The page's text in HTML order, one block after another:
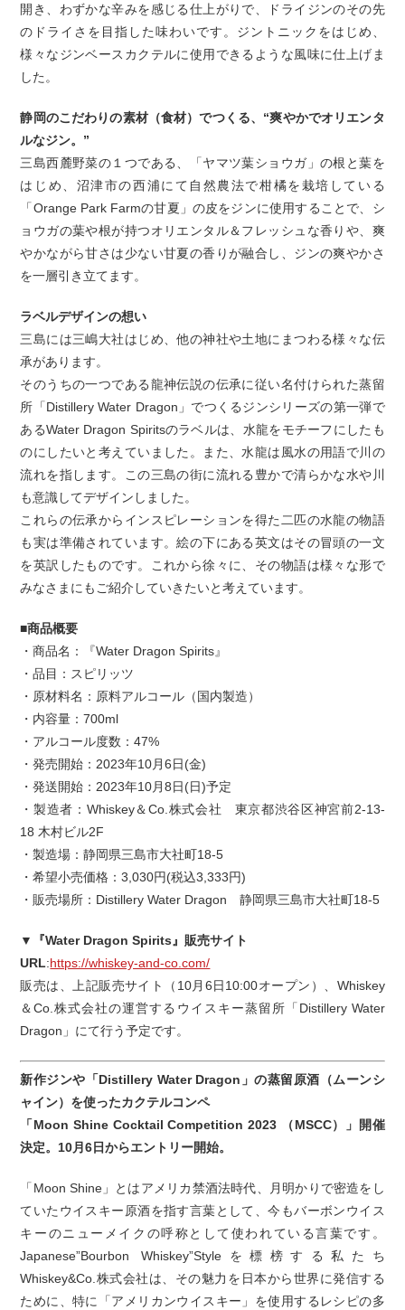
開き、わずかな辛みを感じる仕上がりで、ドライジンのその先
のドライさを目指した味わいです。ジントニックをはじめ、
様々なジンベースカクテルに使用できるような風味に仕上げま
した。
静岡のこだわりの素材（食材）でつくる、“爽やかでオリエンタ
ルなジン。”
三島西麓野菜の１つである、「ヤマツ葉ショウガ」の根と葉を
はじめ、沼津市の西浦にて自然農法で柑橘を栽培している
「Orange Park Farmの甘夏」の皮をジンに使用することで、シ
ョウガの葉や根が持つオリエンタル＆フレッシュな香りや、爽
やかながら甘さは少ない甘夏の香りが融合し、ジンの爽やかさ
を一層引き立てます。
ラベルデザインの想い
三島には三嶋大社はじめ、他の神社や土地にまつわる様々な伝
承があります。
そのうちの一つである龍神伝説の伝承に従い名付けられた蒸留
所「Distillery Water Dragon」でつくるジンシリーズの第一弾で
あるWater Dragon Spiritsのラベルは、水龍をモチーフにしたも
のにしたいと考えていました。また、水龍は風水の用語で川の
流れを指します。この三島の街に流れる豊かで清らかな水や川
も意識してデザインしました。
これらの伝承からインスピレーションを得た二匹の水龍の物語
も実は準備されています。絵の下にある英文はその冒頭の一文
を英訳したものです。これから徐々に、その物語は様々な形で
みなさまにもご紹介していきたいと考えています。
■商品概要
・商品名：『Water Dragon Spirits』
・品目：スピリッツ
・原材料名：原料アルコール（国内製造）
・内容量：700ml
・アルコール度数：47%
・発売開始：2023年10月6日(金)
・発送開始：2023年10月8日(日)予定
・製造者：Whiskey＆Co.株式会社 東京都渋谷区神宮前2-13-
18 木村ビル2F
・製造場：静岡県三島市大社町18-5
・希望小売価格：3,030円(税込3,333円)
・販売場所：Distillery Water Dragon 静岡県三島市大社町18-5
▼『Water Dragon Spirits』販売サイト
URL:https://whiskey-and-co.com/
販売は、上記販売サイト（10月6日10:00オープン）、Whiskey
＆Co.株式会社の運営するウイスキー蒸留所「Distillery Water
Dragon」にて行う予定です。
新作ジンや「Distillery Water Dragon」の蒸留原酒（ムーンシ
ャイン）を使ったカクテルコンペ
「Moon Shine Cocktail Competition 2023 （MSCC）」開催
決定。10月6日からエントリー開始。
「Moon Shine」とはアメリカ禁酒法時代、月明かりで密造をし
ていたウイスキー原酒を指す言葉として、今もバーボンウイス
キーのニューメイクの呼称として使われている言葉です。
Japanese”Bourbon Whiskey”Styleを標榜する私たち
Whiskey&Co.株式会社は、その魅力を日本から世界に発信する
ために、特に「アメリカンウイスキー」を使用するレシピの多